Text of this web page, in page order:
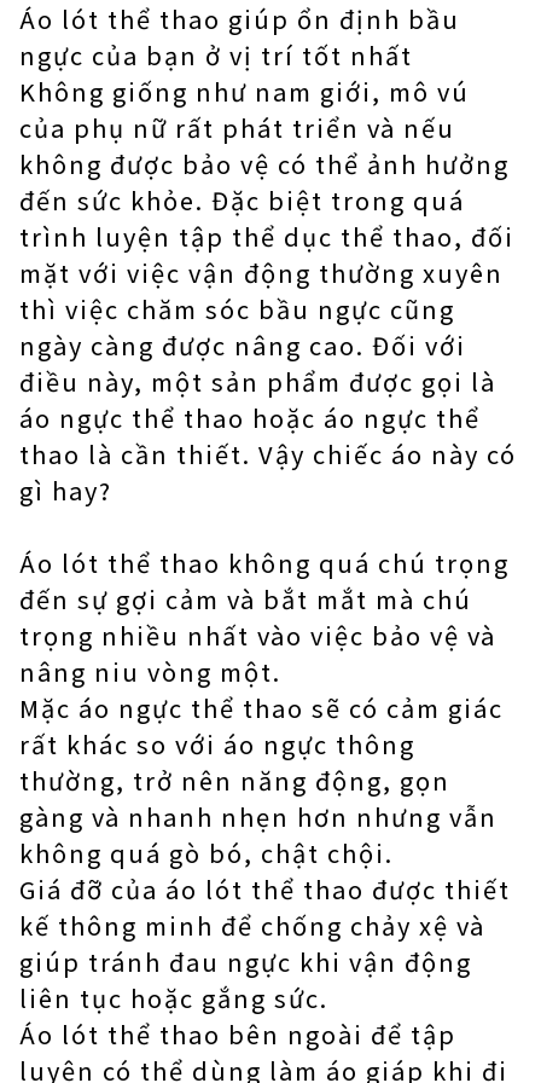
Áo lót thể thao giúp ổn định bầu
ngực của bạn ở vị trí tốt nhất
Không giống như nam giới, mô vú
của phụ nữ rất phát triển và nếu
không được bảo vệ có thể ảnh hưởng
đến sức khỏe. Đặc biệt trong quá
trình luyện tập thể dục thể thao, đối
mặt với việc vận động thường xuyên
thì việc chăm sóc bầu ngực cũng
ngày càng được nâng cao. Đối với
điều này, một sản phẩm được gọi là
áo ngực thể thao hoặc áo ngực thể
thao là cần thiết. Vậy chiếc áo này có
gì hay?
Áo lót thể thao không quá chú trọng
đến sự gợi cảm và bắt mắt mà chú
trọng nhiều nhất vào việc bảo vệ và
nâng niu vòng một.
Mặc áo ngực thể thao sẽ có cảm giác
rất khác so với áo ngực thông
thường, trở nên năng động, gọn
gàng và nhanh nhẹn hơn nhưng vẫn
không quá gò bó, chật chội.
Giá đỡ của áo lót thể thao được thiết
kế thông minh để chống chảy xệ và
giúp tránh đau ngực khi vận động
liên tục hoặc gắng sức.
Áo lót thể thao bên ngoài để tập
luyện có thể dùng làm áo giáp khi đi